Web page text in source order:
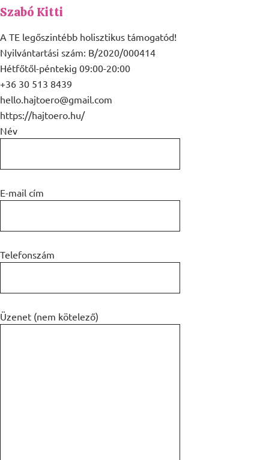
Szabó Kitti
A TE legőszintébb holisztikus támogatód!
Nyilvántartási szám: B/2020/000414
Hétfőtől-péntekig 09:00-20:00
+36 30 513 8439
hello.hajtoero@gmail.com
https://hajtoero.hu/
Név
E-mail cím
Telefonszám
Üzenet (nem kötelező)